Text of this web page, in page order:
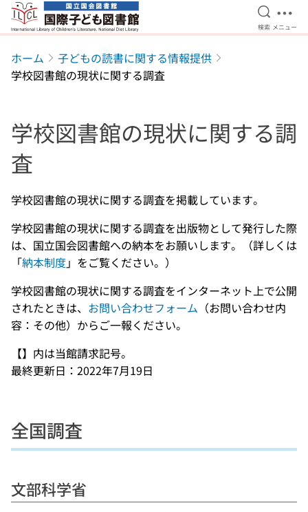
本文へ移動
検索を
検索 メ
メニュー
ホーム
子どもの読書に関する情報提供
学校図書館の現状に関する調査
学校図書館の現状に関する調
査
学校図書館の現状に関する調査を掲載しています。
学校図書館の現状に関する調査を出版物として発行した際
は、国立国会図書館への納本をお願いします。（詳しくは
「納本制度 」をご覧ください。）
学校図書館の現状に関する調査をインターネット上で公開
されたときは、 お問い合わせフォーム （お問い合わせ内
容：その他）からご一報ください。
【】内は当館請求記号。
最終更新日：2022年7月19日
全国調査
文部科学省